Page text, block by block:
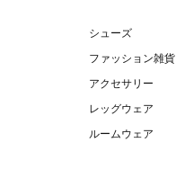
シューズ
ファッション雑貨
アクセサリー
レッグウェア
ルームウェア